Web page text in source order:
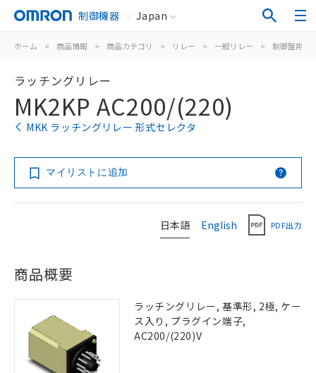
制御機器 Japan
ホーム > 商品情報 > 商品カテゴリ > リレー > 一般リレー > 制御盤用
ラッチングリレー
MK2KP AC200/(220)
MKK ラッチングリレー 形式セレクタ
マイリストに追加
日本語 English PDF出力
商品概要
ラッチングリレー, 基準形, 2極, ケー
ス入り, プラグイン端子,
AC200/(220)V